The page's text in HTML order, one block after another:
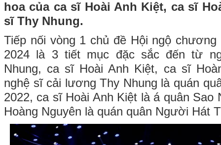
hoa của ca sĩ Hoài Anh Kiệt, ca sĩ
sĩ Thy Nhung.
Tiếp nối vòng 1 chủ đề Hội ngộ
2024 là 3 tiết mục đặc sắc đến từ
Nhung, ca sĩ Hoài Anh Kiệt, ca sĩ
nghệ sĩ cải lương Thy Nhung là quán
2022, ca sĩ Hoài Anh Kiệt là á quân Sao
Hoàng Nguyên là quán quân Người Hát